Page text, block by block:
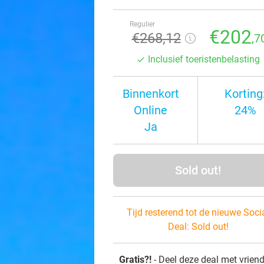
Regulier
€268,12 €202
Inclusief toeristenbelasting
Binnenkort
Online
Ja
24%
Sold out!
Tijd resterend tot de nieuwe
Deal: Sold out!
Gratis?! - Deel deze deal met